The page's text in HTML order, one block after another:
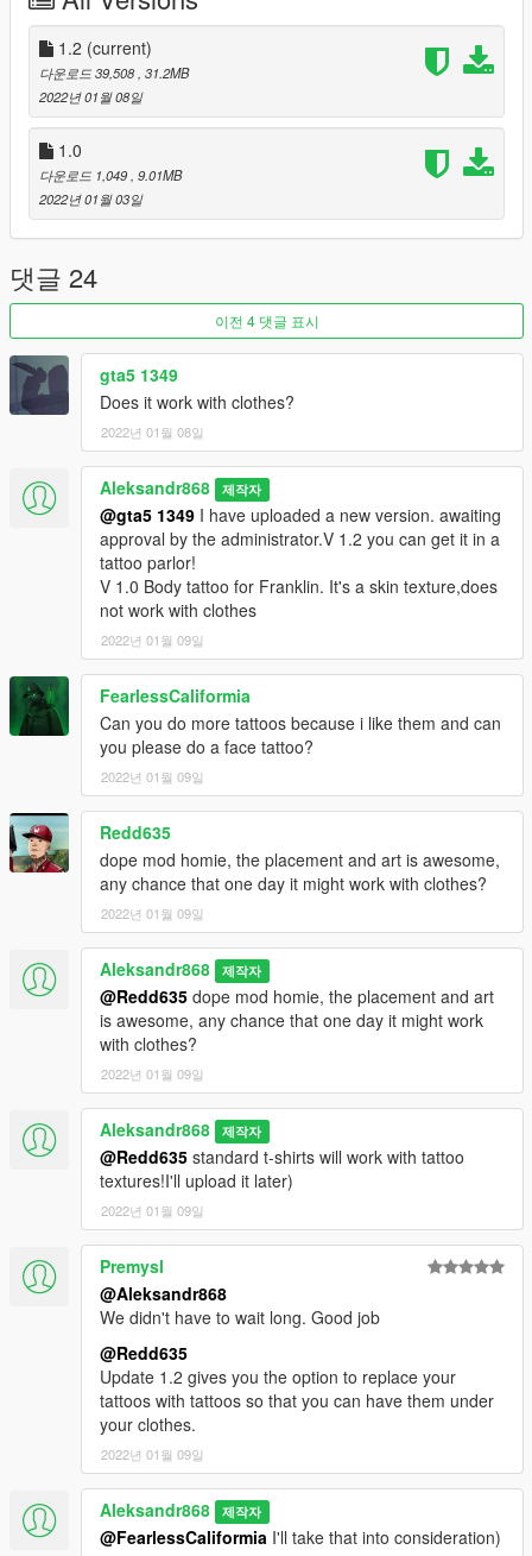
1.2 (current)
다운로드 39,508 , 31.2MB
2022년 01월 08일
1.0
다운로드 1,049 , 9.01MB
2022년 01월 03일
댓글 24
이전 4 댓글 표시
gta5 1349
Does it work with clothes?
2022년 01월 08일
Aleksandr868 제작자
@gta5 1349 I have uploaded a new version. awaiting
approval by the administrator.V 1.2 you can get it in a
tattoo parlor!
V 1.0 Body tattoo for Franklin. It's a skin texture,does
not work with clothes
2022년 01월 09일
FearlessCaliformia
Can you do more tattoos because i like them and can
you please do a face tattoo?
2022년 01월 09일
Redd635
dope mod homie, the placement and art is awesome,
any chance that one day it might work with clothes?
2022년 01월 09일
Aleksandr868 제작자
@Redd635 dope mod homie, the placement and art
is awesome, any chance that one day it might work
with clothes?
2022년 01월 09일
Aleksandr868 제작자
@Redd635 standard t-shirts will work with tattoo
textures!I'll upload it later)
2022년 01월 09일
Premysl
@Aleksandr868
We didn't have to wait long. Good job
@Redd635
Update 1.2 gives you the option to replace your
tattoos with tattoos so that you can have them under
your clothes.
2022년 01월 09일
Aleksandr868 제작자
@FearlessCaliformia I'll take that into consideration)